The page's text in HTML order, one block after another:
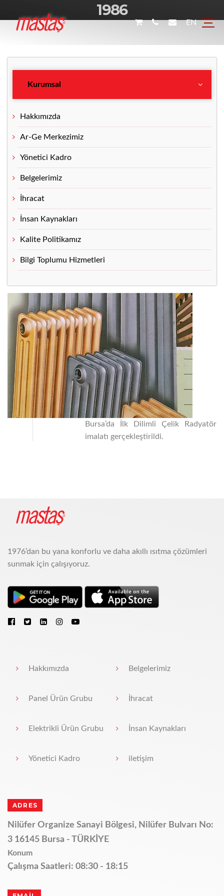
EN
1986
Kurumsal
Hakkımızda
Ar-Ge Merkezimiz
Yönetici Kadro
Belgelerimiz
İhracat
İnsan Kaynakları
Kalite Politikamız
Bilgi Toplumu Hizmetleri
Bursa’da İlk Dilimli Çelik Radyatör
imalatı gerçekleştirildi.
1976’dan bu yana konforlu ve daha akıllı ısıtma çözümleri
sunmak için çalışıyoruz.
Hakkımızda
Panel Ürün Grubu
Elektrikli Ürün Grubu
Yönetici Kadro
Belgelerimiz
İhracat
İnsan Kaynakları
iletişim
ADRES
Nilüfer Organize Sanayi Bölgesi, Nilüfer Bulvarı No:
3 16145 Bursa - TÜRKİYE
Konum
Çalışma Saatleri: 08:30 - 18:15